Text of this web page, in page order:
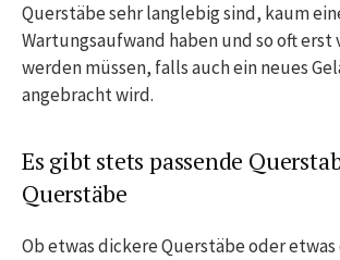
Querstäbe sehr langlebig sind, kaum
Wartungsaufwand haben und so oft
werden müssen, falls auch ein neues
angebracht wird.
Es gibt stets passende
Querstäbe
Ob etwas dickere Querstäbe oder